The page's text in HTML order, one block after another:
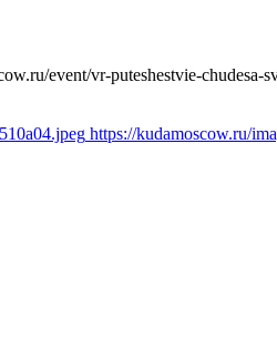
event/vr-puteshestvie-chudesa-
https://kudamoscow.ru/